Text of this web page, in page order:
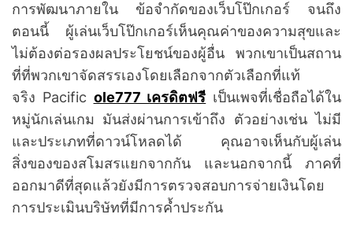
การพัฒนาภายใน ข้อจำกัดของเว็บโป๊กเกอร์ จนถึง
ตอนนี้ ผู้เล่นเว็บโป๊กเกอร์เห็นคุณค่าของความสุขและ
ไม่ต้องต่อรองผลประโยชน์ของผู้อื่น พวกเขาเป็นสถาน
ที่ที่พวกเขาจัดสรรเองโดยเลือกจากตัวเลือกที่แท้
จริง Pacific ole777 เครดิตฟรี เป็นเพจที่เชื่อถือได้ใน
หมู่นักเล่นเกม มันส่งผ่านการเข้าถึง ตัวอย่างเช่น ไม่มี
และประเภทที่ดาวน์โหลดได้ คุณอาจเห็นกับผู้เล่น
สิ่งของของสโมสรแยกจากกัน และนอกจากนี้ ภาคที่
ออกมาดีที่สุดแล้วยังมีการตรวจสอบการจ่ายเงินโดย
การประเมินบริษัทที่มีการค้ำประกัน